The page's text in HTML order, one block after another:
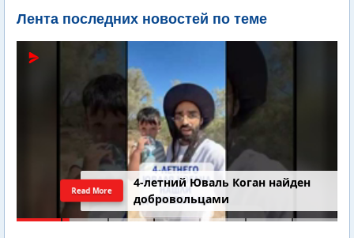
Лента последних новостей по теме
4-летний Юваль Коган найден
добровольцами
Read More